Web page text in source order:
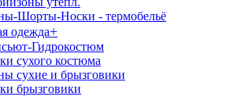
Шорты-Носки - термобельё
одежда+
Гидрокостюм
сухого костюма
сухие и брызговики
брызговики